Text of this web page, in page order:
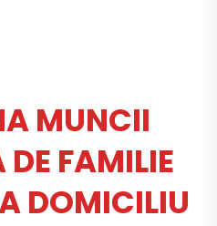
MUNCII
FAMILIE
DOMICILIU